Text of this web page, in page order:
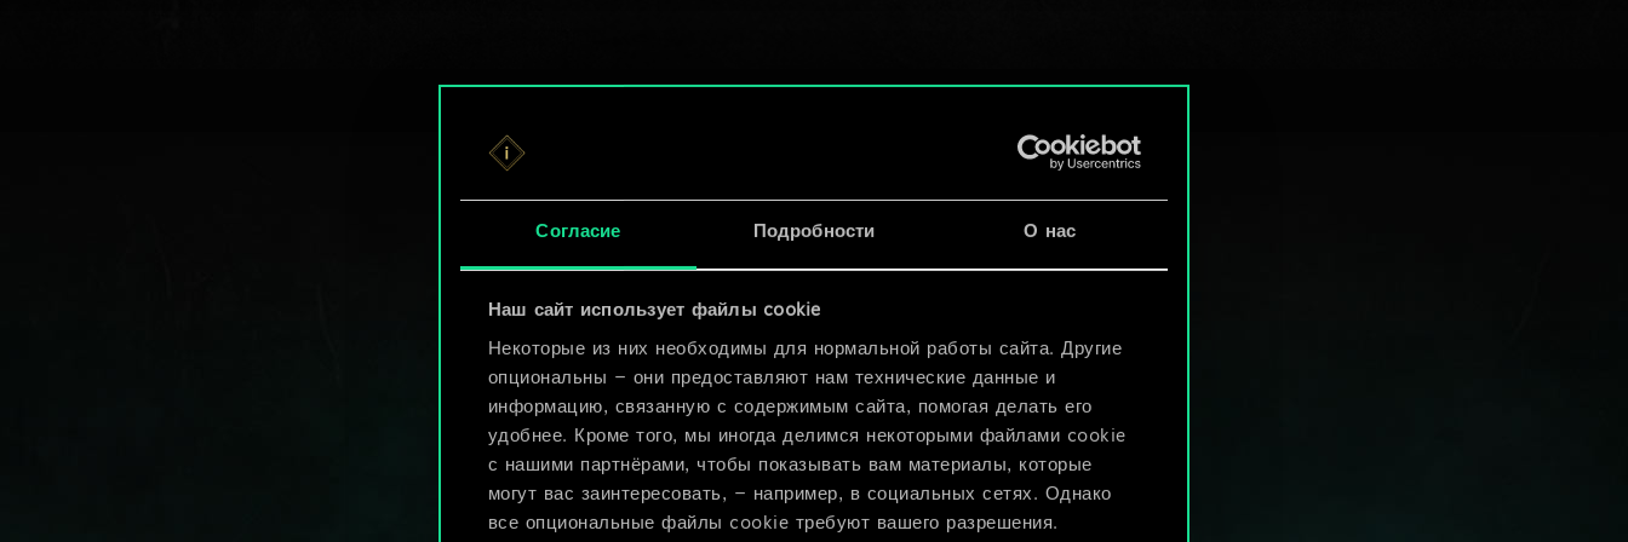
Согласие Подробности О нас
Наш сайт использует файлы cookie
Некоторые из них необходимы для нормальной работы сайта. Другие
опциональны — они предоставляют нам технические данные и
информацию, связанную с содержимым сайта, помогая делать его
удобнее. Кроме того, мы иногда делимся некоторыми файлами cookie
с нашими партнёрами, чтобы показывать вам материалы, которые
могут вас заинтересовать, — например, в социальных сетях. Однако
все опциональные файлы cookie требуют вашего разрешения.